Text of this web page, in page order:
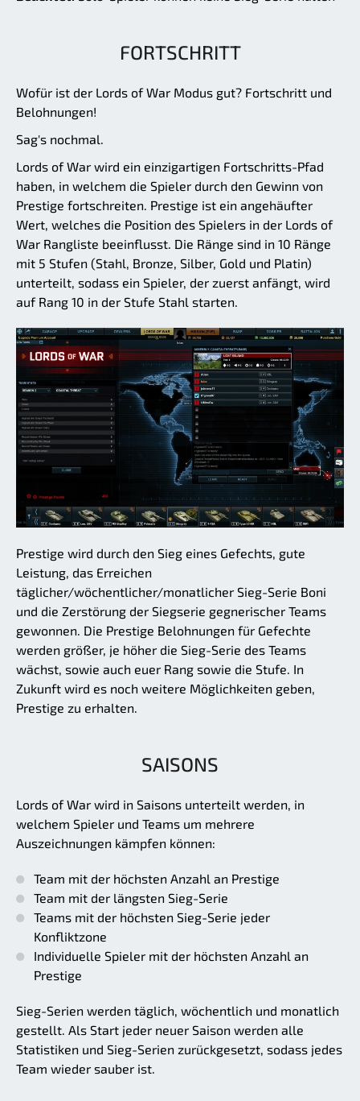
FORTSCHRITT
Wofür ist der Lords of War Modus gut? Fortschritt und
Belohnungen!
Sag's nochmal.
Lords of War wird ein einzigartigen Fortschritts-Pfad
haben, in welchem die Spieler durch den Gewinn von
Prestige fortschreiten. Prestige ist ein angehäufter
Wert, welches die Position des Spielers in der Lords of
War Rangliste beeinflusst. Die Ränge sind in 10 Ränge
mit 5 Stufen (Stahl, Bronze, Silber, Gold und Platin)
unterteilt, sodass ein Spieler, der zuerst anfängt, wird
auf Rang 10 in der Stufe Stahl starten.
Prestige wird durch den Sieg eines Gefechts, gute
Leistung, das Erreichen
täglicher/wöchentlicher/monatlicher Sieg-Serie Boni
und die Zerstörung der Siegserie gegnerischer Teams
gewonnen. Die Prestige Belohnungen für Gefechte
werden größer, je höher die Sieg-Serie des Teams
wächst, sowie auch euer Rang sowie die Stufe. In
Zukunft wird es noch weitere Möglichkeiten geben,
Prestige zu erhalten.
SAISONS
Lords of War wird in Saisons unterteilt werden, in
welchem Spieler und Teams um mehrere
Auszeichnungen kämpfen können:
Team mit der höchsten Anzahl an Prestige
Team mit der längsten Sieg-Serie
Teams mit der höchsten Sieg-Serie jeder
Konfliktzone
Individuelle Spieler mit der höchsten Anzahl an
Prestige
Sieg-Serien werden täglich, wöchentlich und monatlich
gestellt. Als Start jeder neuer Saison werden alle
Statistiken und Sieg-Serien zurückgesetzt, sodass jedes
Team wieder sauber ist.